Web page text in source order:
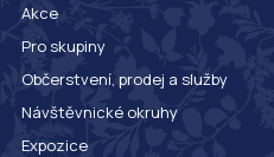
Akce
Pro skupiny
Občerstvení, prodej a služby
Návštěvnické okruhy
Expozice